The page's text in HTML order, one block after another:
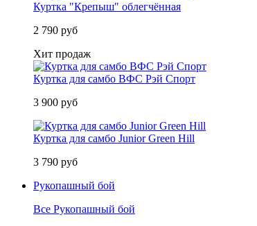
Куртка "Крепыш" облегчённая
2 790 руб
Хит продаж
Куртка для самбо ВФС Рэй Спорт
3 900 руб
Куртка для самбо Junior Green Hill
3 790 руб
Рукопашный бой
Все Рукопашный бой